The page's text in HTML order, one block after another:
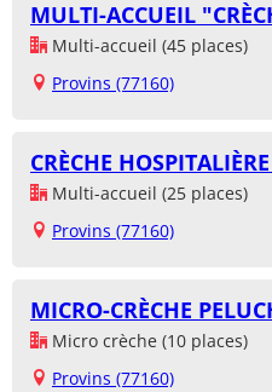
MULTI-ACCUEIL
Multi-accueil (45 places)
Provins (77160)
CRÈCHE
Multi-accueil (25 places)
Provins (77160)
MICRO-CRÈCHE
Micro crèche (10 places)
Provins (77160)